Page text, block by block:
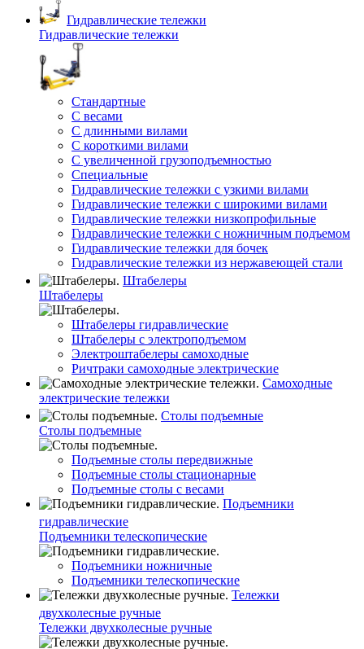
Гидравлические тележки
Гидравлические тележки
Стандартные
С весами
С длинными вилами
С короткими вилами
С увеличенной грузоподъемностью
Специальные
Гидравлические тележки с узкими вилами
Гидравлические тележки с широкими вилами
Гидравлические тележки низкопрофильные
Гидравлические тележки с ножничным подъемом
Гидравлические тележки для бочек
Гидравлические тележки из нержавеющей стали
Штабелеры
Штабелеры
Штабелеры гидравлические
Штабелеры с электроподъемом
Электроштабелеры самоходные
Ричтраки самоходные электрические
Самоходные
электрические тележки
Столы подъемные
Столы подъемные
Подъемные столы передвижные
Подъемные столы стационарные
Подъемные столы с весами
Подъемники
гидравлические
Подъемники телескопические
Подъемники ножничные
Подъемники телескопические
Тележки
двухколесные ручные
Тележки двухколесные ручные